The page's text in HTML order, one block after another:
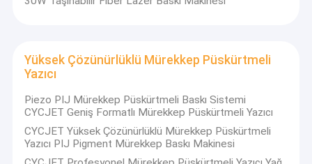
Yüksek Çözünürlüklü Mürekkep Püskürtmeli
Yazıcı
Piezo PIJ Mürekkep Püskürtmeli Baskı Sistemi
CYCJET Geniş Formatlı Mürekkep Püskürtmeli Yazıcı
CYCJET Yüksek Çözünürlüklü Mürekkep Püskürtmeli
Yazıcı PIJ Pigment Mürekkep Baskı Makinesi